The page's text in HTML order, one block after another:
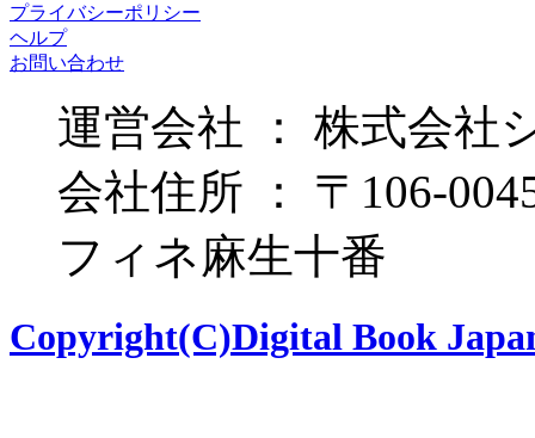
プライバシーポリシー
ヘルプ
お問い合わせ
運営会社 ： 株式会社
会社住所 ： 〒106-
フィネ麻生十番
Copyright(C)Digital Book